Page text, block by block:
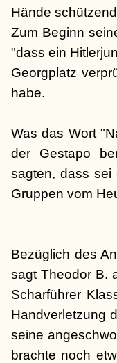
Hände
Zum Beginn
"dass ein
Georgplatz
habe.
Was das Wort
der Gestapo
sagten, dass sei
Gruppen vom
Bezüglich des
sagt Theodor B.
Scharführer
Handverletzung
seine
brachte noch